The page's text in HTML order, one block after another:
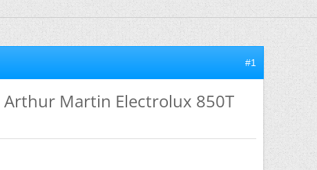
#1
Arthur Martin Electrolux 850T